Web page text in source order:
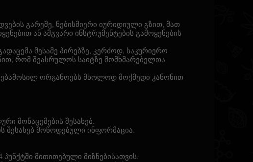
გარეშე, ნებისმიერი იურიდიული გზით, მათ
ან ამგვარი ინსტრუმენტების გამოყენების
მესამე პირებზე, კერძოდ, საკურიერო
რომ შეასრულოს საიტზე მომხმარებელთა
ორგანოებს მხოლოდ მოქმედი კანონით
მონაცემების შესახებ.
შესახებ მოწოდებული ინფორმაცია.
მითითებული მიზნებისათვის.